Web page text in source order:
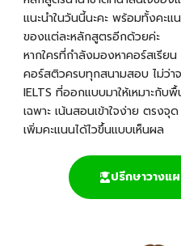
แนะนำในวันนี้นะคะ พร้อมทั้งคะ
ของแต่ละหลักสูตรอีกด้วยค่ะ
หากใครที่กำลังมองหาคอร์สเรี
คอร์สติวครบทุกสนามสอบ ไม่ว่าจ
IELTS ที่ออกแบบมาให้เหมาะกั
เฉพาะ เน้นสอนเข้าใจง่าย ตรง
เพิ่มคะแนนได้ไวขึ้นแบบเห็นผล
ปรึกษาวางแ